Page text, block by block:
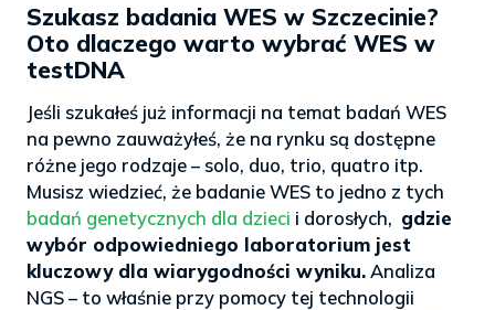
Szukasz badania WES w Szczecinie?
Oto dlaczego warto wybrać WES w
testDNA
Jeśli szukałeś już informacji na temat badań WES
na pewno zauważyłeś, że na rynku są dostępne
różne jego rodzaje – solo, duo, trio, quatro itp.
Musisz wiedzieć, że badanie WES to jedno z tych
badań genetycznych dla dzieci i dorosłych, gdzie
wybór odpowiedniego laboratorium jest
kluczowy dla wiarygodności wyniku.Analiza
NGS – to właśnie przy pomocy tej technologii